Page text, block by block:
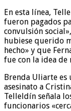
En esta línea,
fueron pagados
convulsión
hubiese querido
hecho» y que
fue con la idea de
Brenda Uliarte es
asesinato a
Telleldín señala
funcionarios